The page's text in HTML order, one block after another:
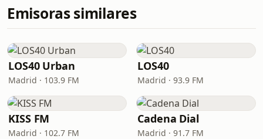
Emisoras similares
LOS40 Urban
Madrid · 103.9 FM
LOS40
Madrid · 93.9 FM
KISS FM
Madrid · 102.7 FM
Cadena Dial
Madrid · 91.7 FM